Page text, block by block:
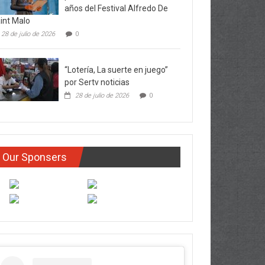
años del Festival Alfredo De
Malo
28 de julio de 2026 0
“Lotería, La suerte en juego”
por Sertv noticias
28 de julio de 2026 0
Our Sponsers